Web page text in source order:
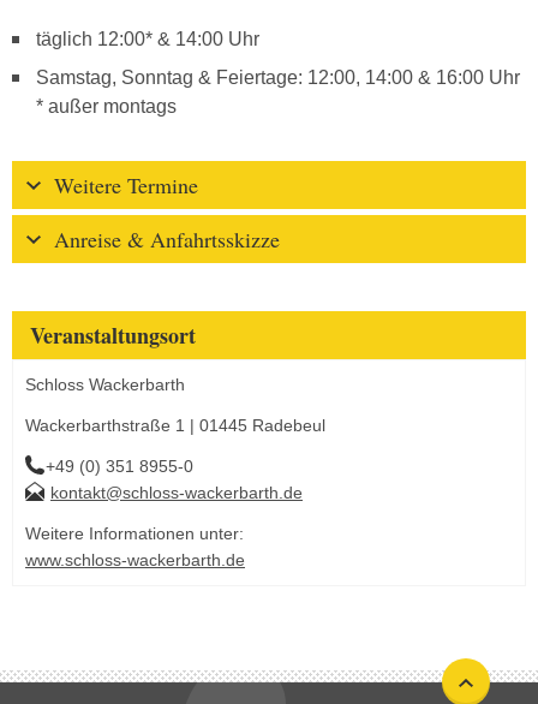
täglich 12:00* & 14:00 Uhr
Samstag, Sonntag & Feiertage: 12:00, 14:00 & 16:00 Uhr
* außer montags
Weitere Termine
Anreise & Anfahrtsskizze
Veranstaltungsort
Schloss Wackerbarth
Wackerbarthstraße 1 | 01445 Radebeul
+49 (0) 351 8955-0
kontakt@schloss-wackerbarth.de
Weitere Informationen unter:
www.schloss-wackerbarth.de